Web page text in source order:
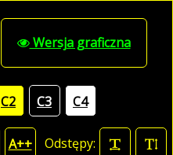
Wersja graficzna
C2 C3 C4
A++ Odstępy: